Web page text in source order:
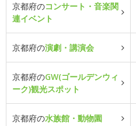
京都府のコンサート・音楽関
連イベント
京都府の演劇・講演会
京都府のGW(ゴールデンウィ
ーク)観光スポット
京都府の水族館・動物園